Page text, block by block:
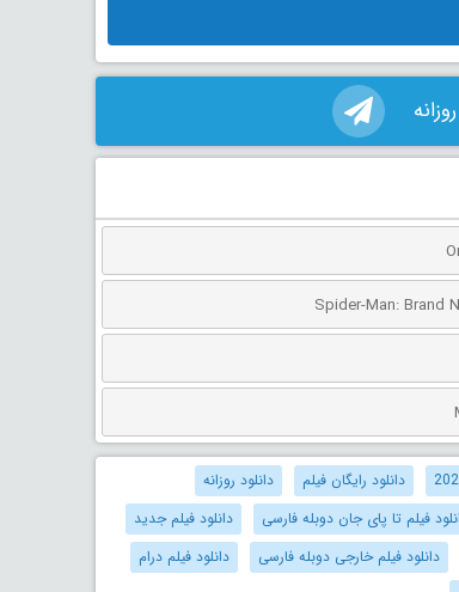
دانلود رایگان فیلم
دانلود روزانه
فیلم تا پای جان دوبله فارسی
دانلود فیلم جدید
دانلود فیلم خارجی دوبله فارسی
دانلود فیلم درام